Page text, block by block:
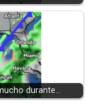
durante…